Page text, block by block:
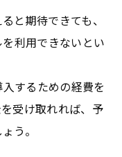
と期待できても、
利用できないとい
するための経費を
受け取れれば、予
う。